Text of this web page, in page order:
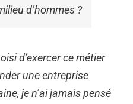
d’hommes ?
d’exercer ce métier
une entreprise
je n’ai jamais pensé